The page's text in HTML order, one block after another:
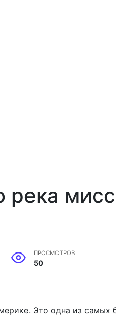
река
ПРОСМОТРОВ
50
Это одна из